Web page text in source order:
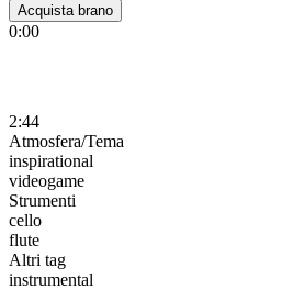
Acquista brano
0:00
2:44
Atmosfera/Tema
inspirational
videogame
Strumenti
cello
flute
Altri tag
instrumental